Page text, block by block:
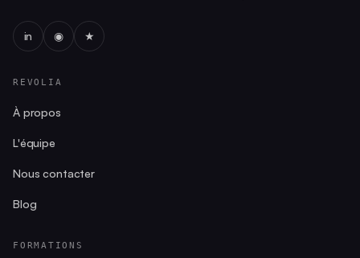
in ◉ ★
REVOLIA
À propos
L'équipe
Nous contacter
Blog
FORMATIONS